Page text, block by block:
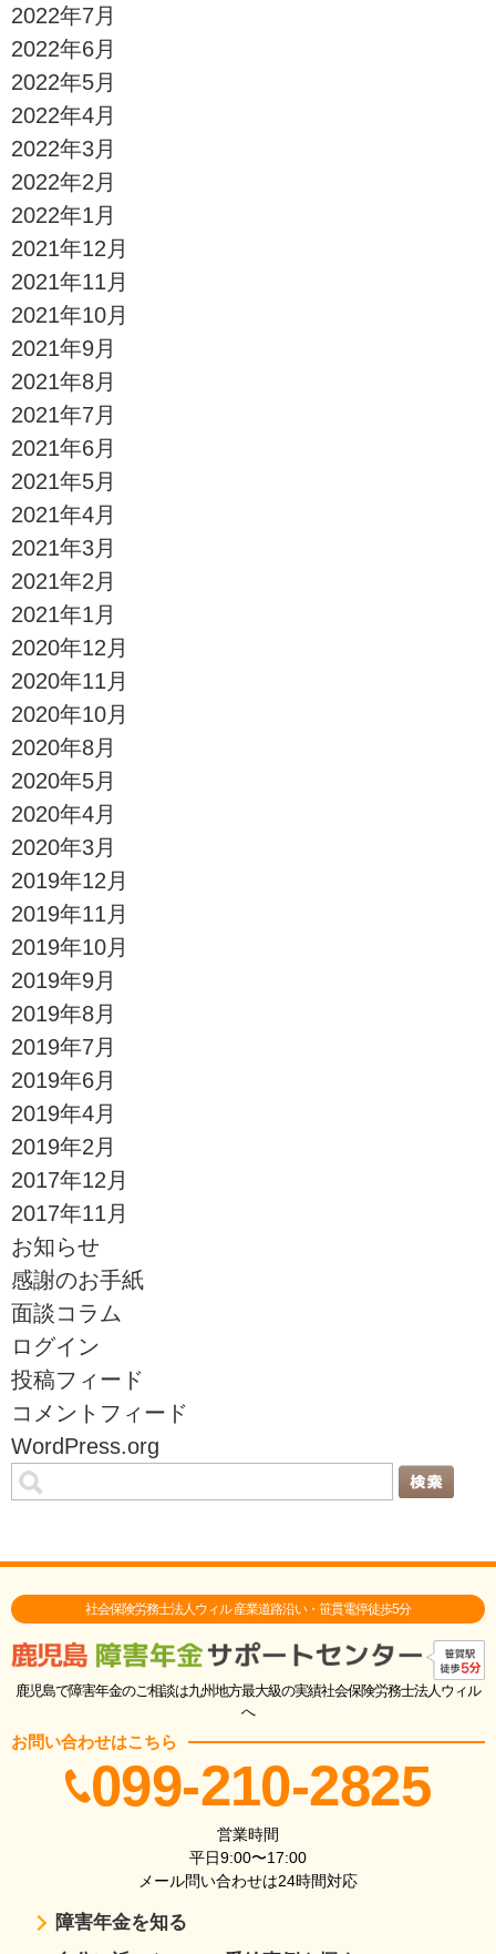
2022年7月
2022年6月
2022年5月
2022年4月
2022年3月
2022年2月
2022年1月
2021年12月
2021年11月
2021年10月
2021年9月
2021年8月
2021年7月
2021年6月
2021年5月
2021年4月
2021年3月
2021年2月
2021年1月
2020年12月
2020年11月
2020年10月
2020年8月
2020年5月
2020年4月
2020年3月
2019年12月
2019年11月
2019年10月
2019年9月
2019年8月
2019年7月
2019年6月
2019年4月
2019年2月
2017年12月
2017年11月
お知らせ
感謝のお手紙
面談コラム
ログイン
投稿フィード
コメントフィード
WordPress.org
社会保険労務士法人ウィル 産業道路沿い・笹貫電停徒歩5分
鹿児島で障害年金のご相談は九州地方最大級の実績社会保険労務士法人ウィル
へ
お問い合わせはこちら
099-210-2825
営業時間
平日9:00〜17:00
メール問い合わせは24時間対応
障害年金を知る